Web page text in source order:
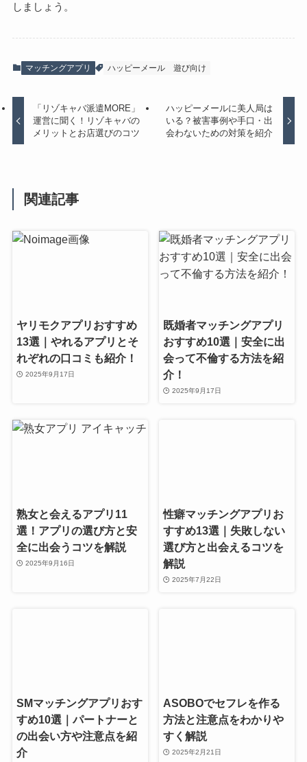
しましょう。
マッチングアプリ ハッピーメール 遊び向け
「リゾキャバ派遣MORE」
運営に聞く！リゾキャバの
メリットとお店選びのコツ
ハッピーメールに美人局は
いる？被害事例や手口・出
会わないための対策を紹介
関連記事
ヤリモクアプリおすすめ
13選｜やれるアプリとそ
れぞれの口コミも紹介！
2025年9月17日
既婚者マッチングアプリ
おすすめ10選｜安全に出
会って不倫する方法を紹
介！
2025年9月17日
熟女と会えるアプリ11
選！アプリの選び方と安
全に出会うコツを解説
2025年9月16日
性癖マッチングアプリお
すすめ13選｜失敗しない
選び方と出会えるコツを
解説
2025年7月22日
SMマッチングアプリおす
すめ10選｜パートナーと
の出会い方や注意点を紹
介
ASOBOでセフレを作る
方法と注意点をわかりや
すく解説
2025年2月21日